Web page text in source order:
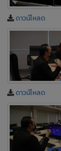
ดาวน์โหลด
ดาวน์โหลด